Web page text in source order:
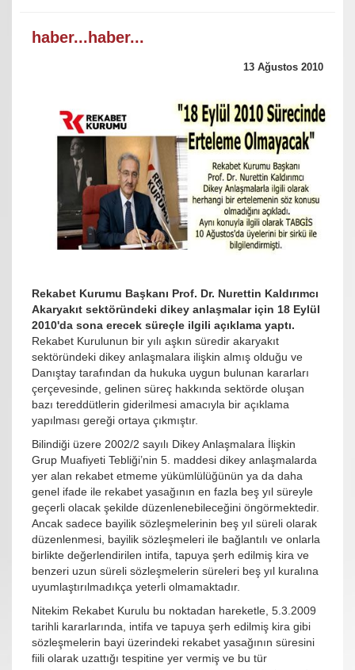
haber...haber...
13 Ağustos 2010
Rekabet Kurumu Başkanı Prof. Dr. Nurettin Kaldırımcı
Akaryakıt sektöründeki dikey anlaşmalar için 18 Eylül
2010'da sona erecek süreçle ilgili açıklama yaptı.
Rekabet Kurulunun bir yılı aşkın süredir akaryakıt
sektöründeki dikey anlaşmalara ilişkin almış olduğu ve
Danıştay tarafından da hukuka uygun bulunan kararları
çerçevesinde, gelinen süreç hakkında sektörde oluşan
bazı tereddütlerin giderilmesi amacıyla bir açıklama
yapılması gereği ortaya çıkmıştır.
Bilindiği üzere 2002/2 sayılı Dikey Anlaşmalara İlişkin
Grup Muafiyeti Tebliği’nin 5. maddesi dikey anlaşmalarda
yer alan rekabet etmeme yükümlülüğünün ya da daha
genel ifade ile rekabet yasağının en fazla beş yıl süreyle
geçerli olacak şekilde düzenlenebileceğini öngörmektedir.
Ancak sadece bayilik sözleşmelerinin beş yıl süreli olarak
düzenlenmesi, bayilik sözleşmeleri ile bağlantılı ve onlarla
birlikte değerlendirilen intifa, tapuya şerh edilmiş kira ve
benzeri uzun süreli sözleşmelerin süreleri beş yıl kuralına
uyumlaştırılmadıkça yeterli olmamaktadır.
Nitekim Rekabet Kurulu bu noktadan hareketle, 5.3.2009
tarihli kararlarında, intifa ve tapuya şerh edilmiş kira gibi
sözleşmelerin bayi üzerindeki rekabet yasağının süresini
fiili olarak uzattığı tespitine yer vermiş ve bu tür